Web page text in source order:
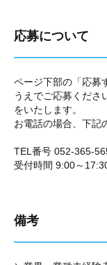
応募について
ページ下部の「応募
うえでご応募くださ
をいたします。
お電話の場合、下記
TEL番号 052-365-
受付時間 9:00～
備考